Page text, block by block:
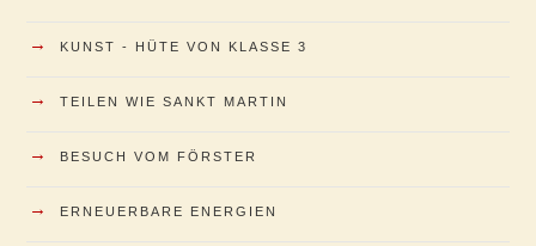
→ KUNST - HÜTE VON KLASSE 3
→ TEILEN WIE SANKT MARTIN
→ BESUCH VOM FÖRSTER
→ ERNEUERBARE ENERGIEN